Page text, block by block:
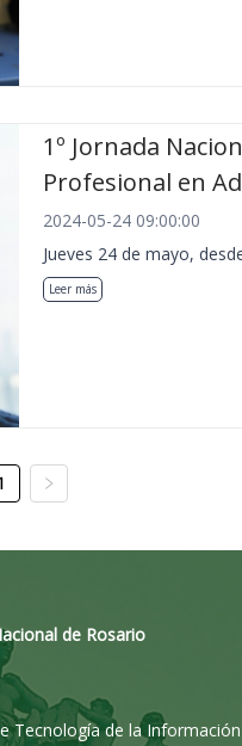
1º Jornada
Profesional en
2024-05-24 09:00:00
Jueves 24 de mayo,
Leer más
de Rosario
Tecnología de la